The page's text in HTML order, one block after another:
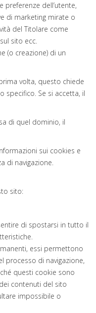
preferenze dell’utente,
di marketing mirate o
del Titolare come
sito ecc.
(o creazione) di un
volta, questo chiede
specifico. Se si accetta, il
di quel dominio, il
sui cookies e
di navigazione.
sito:
di spostarsi in tutto il
essi permettono
processo di navigazione,
questi cookie sono
contenuti del sito
impossibile o